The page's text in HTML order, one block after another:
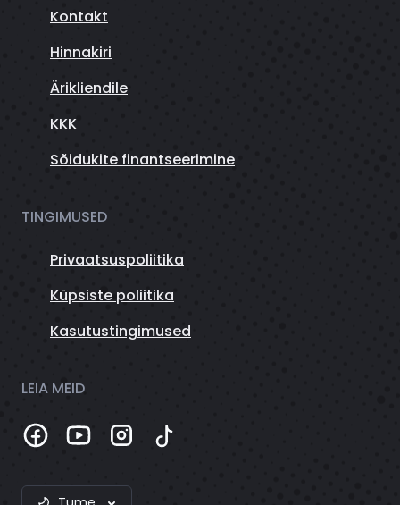
Kontakt
Hinnakiri
Ärikliendile
KKK
Sõidukite finantseerimine
TINGIMUSED
Privaatsuspoliitika
Küpsiste poliitika
Kasutustingimused
LEIA MEID